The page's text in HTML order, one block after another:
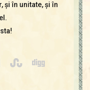
şi în unitate, şi în